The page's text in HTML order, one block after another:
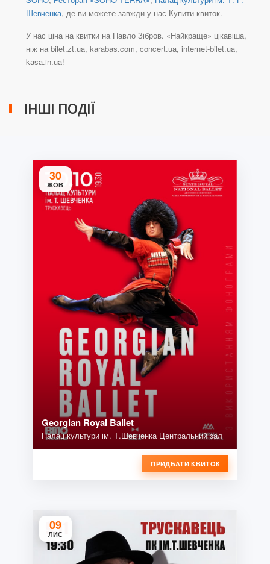
Шевченка, де ви можете завжди у нас Купити квиток.
У нас ціна на квитки на Павло Зібров. «Найкраще» цікавіша,
ніж на bilet.zt.ua, karabas.com, concert.ua, internet-bilet.ua,
kasa.in.ua!
ІНШІ ПОДІЇ
30
ЖОВ
Georgian Royal Ballet
Палац культури ім. Т.Шевченка Центральний зал
ПРИДБАТИ КВИТОК
09
ЛИС